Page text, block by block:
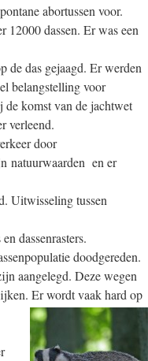
abortussen voor.
12000 dassen. Er was een
de das gejaagd. Er werden
belangstelling voor
de komst van de jachtwet
verleend.
door
natuurwaarden en er
Uitwisseling tussen
dassenrasters.
doodgereden.
aangelegd. Deze wegen
Er wordt vaak hard op